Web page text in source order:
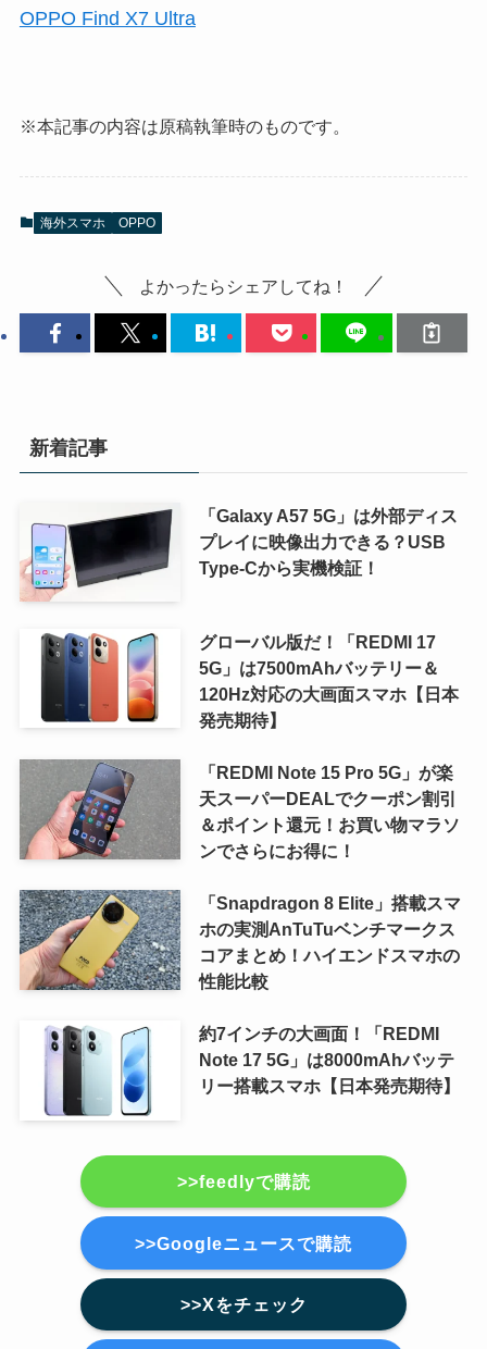
OPPO Find X7 Ultra
※本記事の内容は原稿執筆時のものです。
海外スマホ OPPO
よかったらシェアしてね！
新着記事
「Galaxy A57 5G」は外部ディス
プレイに映像出力できる？USB
Type-Cから実機検証！
グローバル版だ！「REDMI 17
5G」は7500mAhバッテリー＆
120Hz対応の大画面スマホ【日本
発売期待】
「REDMI Note 15 Pro 5G」が楽
天スーパーDEALでクーポン割引
＆ポイント還元！お買い物マラソ
ンでさらにお得に！
「Snapdragon 8 Elite」搭載スマ
ホの実測AnTuTuベンチマークス
コアまとめ！ハイエンドスマホの
性能比較
約7インチの大画面！「REDMI
Note 17 5G」は8000mAhバッテ
リー搭載スマホ【日本発売期待】
>>feedlyで購読
>>Googleニュースで購読
>>Xをチェック